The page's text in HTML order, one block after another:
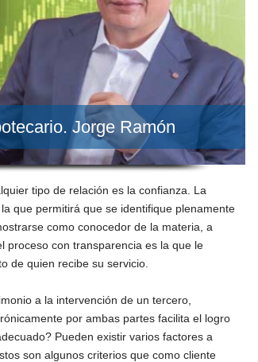
Jorge Ramón
tipo de relación es la confianza. La
que permitirá que se identifique plenamente
como conocedor de la materia, a
proceso con transparencia es la que le
de quien recibe su servicio.
a la intervención de un tercero,
por ambas partes facilita el logro
Pueden existir varios factores a
son algunos criterios que como cliente